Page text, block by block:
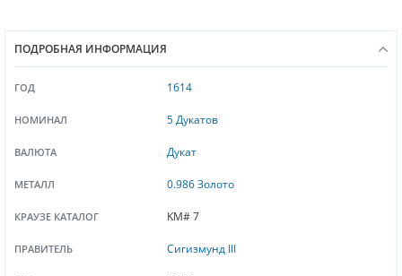
ПОДРОБНАЯ ИНФОРМАЦИЯ
ГОД 1614
НОМИНАЛ 5 Дукатов
ВАЛЮТА Дукат
МЕТАЛЛ 0.986 Золото
КРАУЗЕ КАТАЛОГ KM# 7
ПРАВИТЕЛЬ Сигизмунд III